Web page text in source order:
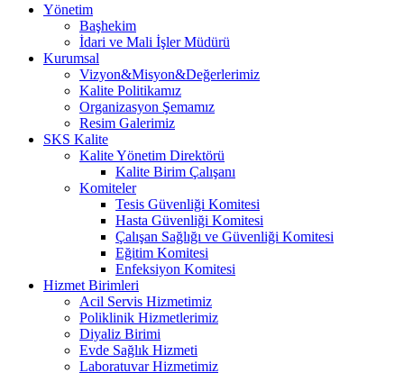
Yönetim
Başhekim
İdari ve Mali İşler Müdürü
Kurumsal
Vizyon&Misyon&Değerlerimiz
Kalite Politikamız
Organizasyon Şemamız
Resim Galerimiz
SKS Kalite
Kalite Yönetim Direktörü
Kalite Birim Çalışanı
Komiteler
Tesis Güvenliği Komitesi
Hasta Güvenliği Komitesi
Çalışan Sağlığı ve Güvenliği Komitesi
Eğitim Komitesi
Enfeksiyon Komitesi
Hizmet Birimleri
Acil Servis Hizmetimiz
Poliklinik Hizmetlerimiz
Diyaliz Birimi
Evde Sağlık Hizmeti
Laboratuvar Hizmetimiz